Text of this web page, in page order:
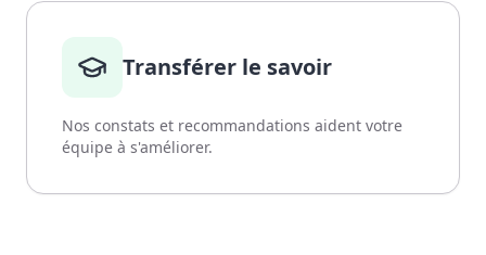
Transférer le savoir
Nos constats et recommandations aident votre
équipe à s'améliorer.